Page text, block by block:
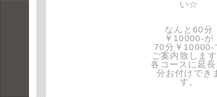
い☆
なんと60分
￥10000-が
70分￥10000-
ご案内致しま
各コースに延
分お付けでき
す。